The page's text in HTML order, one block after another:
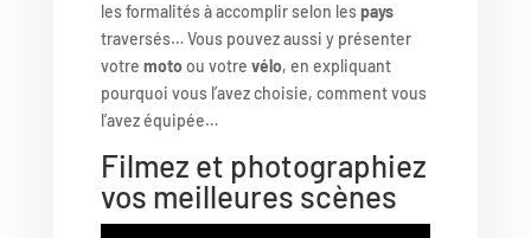
les formalités à accomplir selon lespays
traversés… Vous pouvez aussi y présenter
votre motoou votre vélo, en expliquant
pourquoi vous l’avez choisie, comment vous
l’avez équipée…
Filmez et photographiez
vos meilleures scènes